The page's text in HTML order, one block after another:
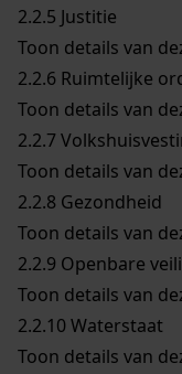
2.2.5 Justitie
Toon details van
2.2.6 Ruimtelijke
Toon details van
2.2.7
Toon details van
2.2.8 Gezondheid
Toon details van
2.2.9 Openbare
Toon details van
2.2.10 Waterstaat
Toon details van